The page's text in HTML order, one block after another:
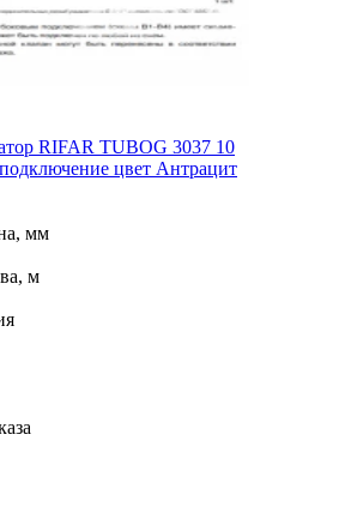
RIFAR TUBOG 3037 10
цвет Антрацит
мм
м